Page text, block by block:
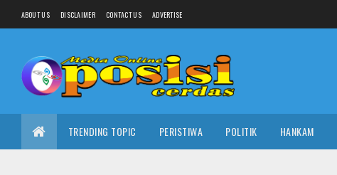
ABOUT US DISCLAIMER CONTACT US ADVERTISE
TRENDING TOPIC PERISTIWA POLITIK HANKAM